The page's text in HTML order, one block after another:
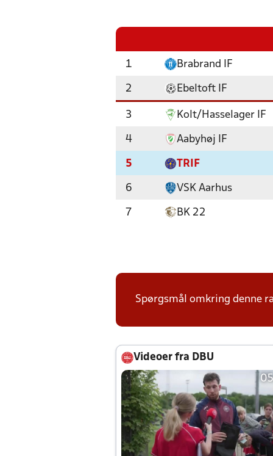
1 Brabrand IF
2 Ebeltoft IF
3 Kolt/Hasselager IF
4 Aabyhøj IF
5 TRIF
6 VSK Aarhus
7 BK 22
Spørgsmål omkring denne
Videoer fra DBU